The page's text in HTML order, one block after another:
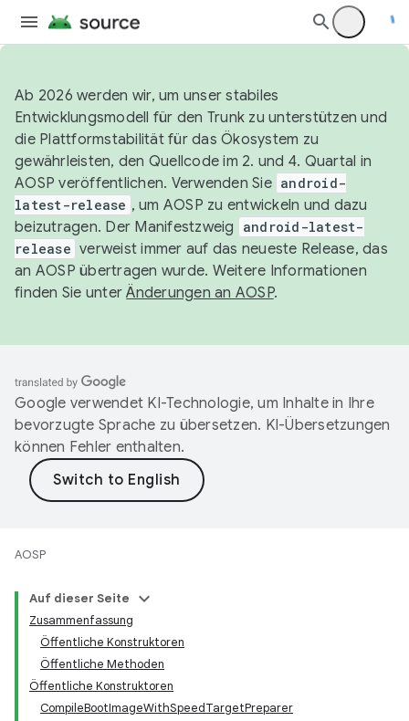
Ab 2026 werden wir, um unser stabiles
Entwicklungsmodell für den Trunk zu unterstützen und
die Plattformstabilität für das Ökosystem zu
gewährleisten, den Quellcode im 2. und 4. Quartal in
AOSP veröffentlichen. Verwenden Sie android-
latest-release , um AOSP zu entwickeln und dazu
beizutragen. Der Manifestzweig
android-latest-
release verweist immer auf das neueste Release, das
an AOSP übertragen wurde. Weitere Informationen
finden Sie unterÄnderungen an AOSP.
Google verwendet KI-Technologie, um Inhalte in Ihre
bevorzugte Sprache zu übersetzen. KI-Übersetzungen
können Fehler enthalten.
AOSP
Auf dieser Seite
Zusammenfassung
Öffentliche Konstruktoren
Öffentliche Methoden
Öffentliche Konstruktoren
CompileBootImageWithSpeedTargetPreparer